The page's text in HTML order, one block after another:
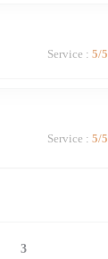
Service : 5/5
Service : 5/5
3